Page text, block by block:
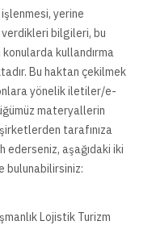
işlenmesi, yerine
bilgileri, bu
kullandırma
Bu haktan çekilmek
yönelik iletiler/e-
materyallerin
tarafınıza
aşağıdaki iki
bulunabilirsiniz:
Lojistik Turizm